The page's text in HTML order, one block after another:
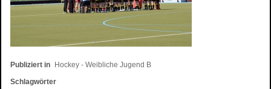
Publiziert in Hockey - Weibliche Jugend B
Schlagwörter